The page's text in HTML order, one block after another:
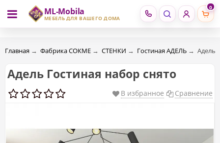
ML-Mobila
МЕБЕЛЬ ДЛЯ ВАШЕГО ДОМА
0
RU RO
Главная → Фабрика СОКМЕ → СТЕНКИ → Гостиная АДЕЛЬ → Адель
Адель Гостиная набор снято
В избранное Сравнение